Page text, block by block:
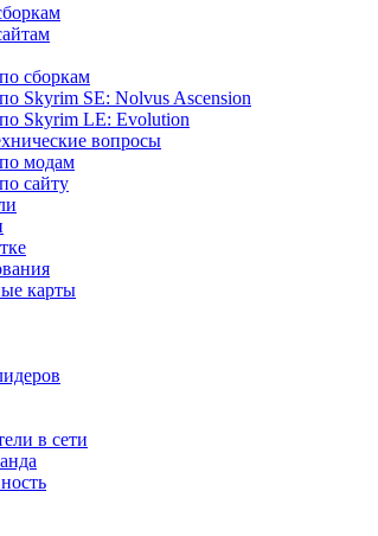
сборкам
Skyrim SE: Nolvus Ascension
Skyrim LE: Evolution
вопросы
модам
сайту
карты
в сети